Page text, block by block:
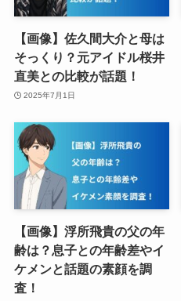
【画像】佐久間大介と母は
そっくり？元アイドル桜井
直美との比較が話題！
2025年7月1日
【画像】浮所飛貴の父の年
齢は？息子との年齢差やイ
ケメンと話題の素顔を調
査！